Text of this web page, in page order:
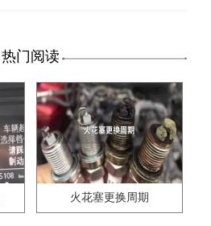
热门阅读
火花塞更换周期